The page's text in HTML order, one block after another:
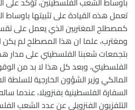
تعمل هذه القيادة على تثبيتها
كمصطلح المغتربين الذي يعمل على
ومغترب، علما ان هذا المصطلح لم يكن
بتجمعات شعبنا الفلسطيني على مدار هذا
الفلسطيني، وبعد كل هذا لا بد من
المالكي وزير الشؤون الخارجية للسلطة
السفارة الفلسطينية بفنزويلا، عندما